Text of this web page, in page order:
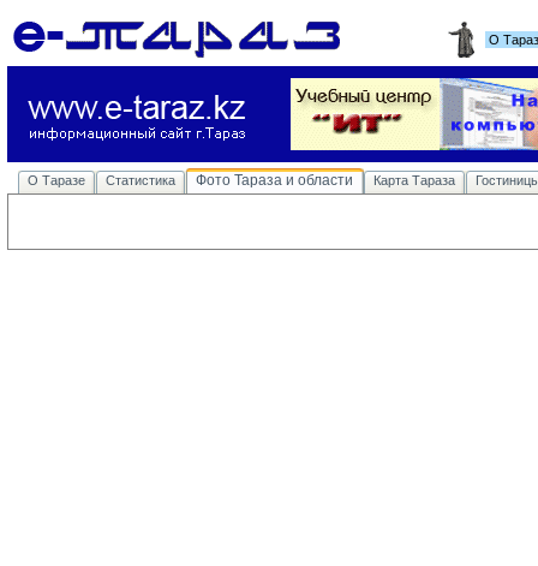
О
О Таразе Статистика Фото Тараза и области Карта Тараза